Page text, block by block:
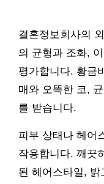
결혼정보회사의
의 균형과 조화,
평가합니다. 황금
매와 오똑한 코,
를 받습니다.
피부 상태나 헤어
작용합니다. 깨끗
된 헤어스타일,